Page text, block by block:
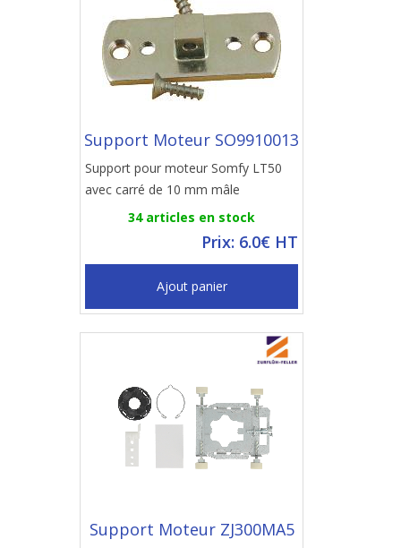
Support Moteur SO9910013
Support pour moteur Somfy LT50
avec carré de 10 mm mâle
34 articles en stock
Prix: 6.0€ HT
Ajout panier
Support Moteur ZJ300MA5